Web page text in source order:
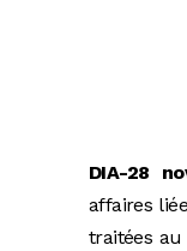
DIA-28
affaires
traitées au